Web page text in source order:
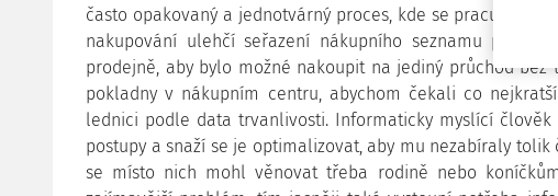
často opakovaný a jednotvárný proces, kde se pracuje s
nakupování ulehčí seřazení nákupního seznamu podle
prodejně, aby bylo možné nakoupit na jediný průchod bez
pokladny v nákupním centru, abychom čekali co
lednici podle data trvanlivosti. Informaticky myslící
postupy a snaží se je optimalizovat, aby mu nezabíraly
se místo nich mohl věnovat třeba rodině nebo